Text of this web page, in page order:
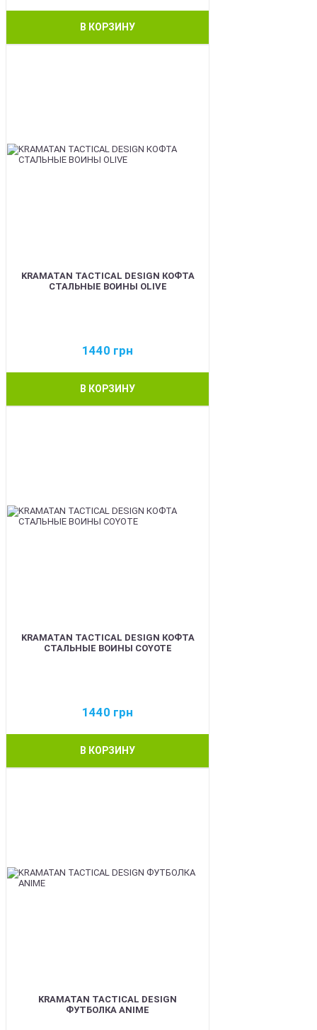
В КОРЗИНУ
KRAMATAN TACTICAL DESIGN КОФТА
СТАЛЬНЫЕ ВОИНЫ OLIVE
1440 грн
В КОРЗИНУ
KRAMATAN TACTICAL DESIGN КОФТА
СТАЛЬНЫЕ ВОИНЫ COYOTE
1440 грн
В КОРЗИНУ
KRAMATAN TACTICAL DESIGN
ФУТБОЛКА ANIME